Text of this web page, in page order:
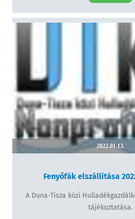
2022.01.13.
Fenyőfák elszállítása
A Duna-Tisza közi
tájékoztatása.